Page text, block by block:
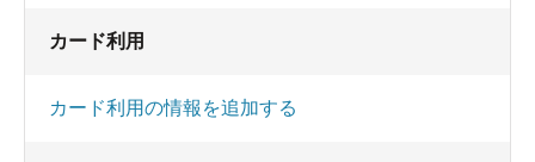
カード利用
カード利用の情報を追加する